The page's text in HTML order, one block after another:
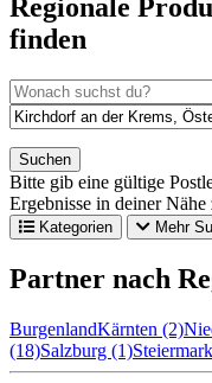
Regionale
finden
Suchen
Bitte gib eine gültige
Ergebnisse in deiner Nähe
Kategorien Mehr
Partner nach
BurgenlandKärnten (2)
(18)Salzburg (1)Steiermark